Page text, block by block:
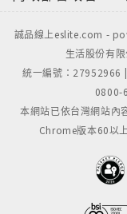
誠品線上eslite.com -
生活股份有
統一編號：27952966
0800-
本網站已依台灣網站內
Chrome版本60以